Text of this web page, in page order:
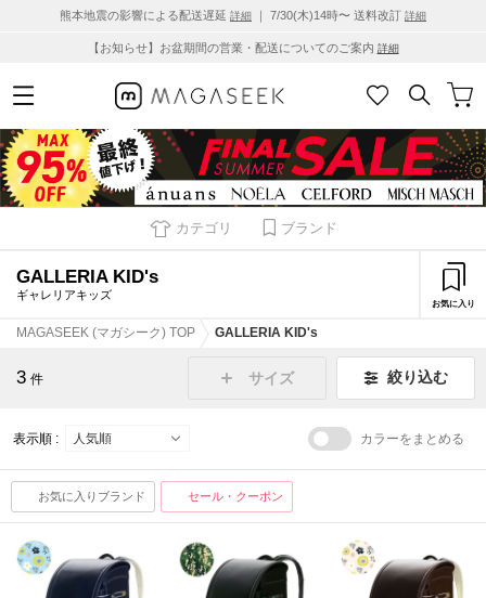
熊本地震の影響による配送遅延 詳細 ｜ 7/30(木)14時〜 送料改訂 詳細
【お知らせ】お盆期間の営業・配送についてのご案内 詳細
カテゴリ ブランド
GALLERIA KID's
ギャレリアキッズ
お気に入り
MAGASEEK (マガシーク) TOP GALLERIA KID's
3 件 サイズ 絞り込む
表示順 : カラーをまとめる
お気に入りブランド セール・クーポン